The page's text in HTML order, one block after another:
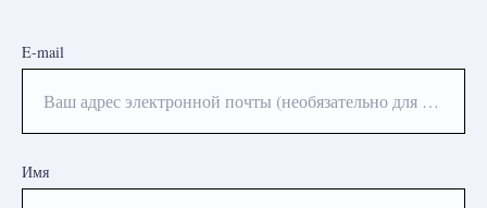
E-mail
Ваш адрес электронной почты (необязательно для заполнения)
Имя